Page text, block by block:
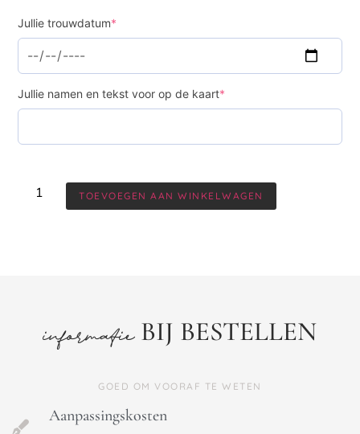
Jullie trouwdatum*
Jullie namen en tekst voor op de kaart*
TOEVOEGEN AAN WINKELWAGEN
informatieBIJ BESTELLEN
GOED OM VOORAF TE WETEN
Aanpassingskosten